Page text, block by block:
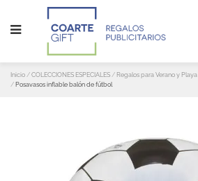
Inicio COLECCIONES ESPECIALES Regalos para Verano y Playa
Posavasos inflable balón de fútbol